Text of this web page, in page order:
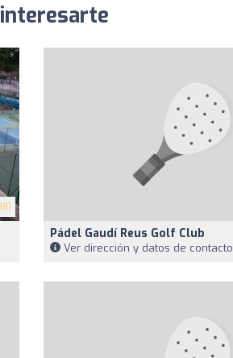
Pádel Gaudí Reus Golf Club
Ver dirección y datos de contacto